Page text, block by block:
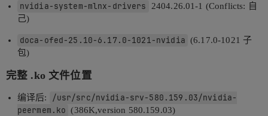
nvidia-system-mlnx-drivers
2404.26.01-1 (Conflicts: 自
己)
doca-ofed-25.10-6.17.0-1021-nvidia (6.17.0-1021 子
包)
完整 .ko 文件位置
编译后:
/usr/src/nvidia-srv-580.159.03/nvidia-
peermem.ko (386K,version 580.159.03)